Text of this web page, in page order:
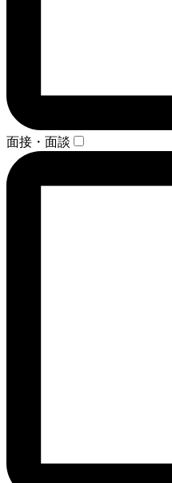
面接・面談